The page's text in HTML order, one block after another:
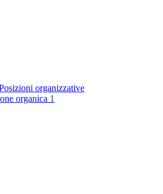
organizzative
organica 1